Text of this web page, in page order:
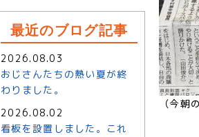
（今朝
最近のブログ記事
2026.08.03
おじさんたちの熱い夏が終
わりました。
2026.08.02
看板を設置しました。これ